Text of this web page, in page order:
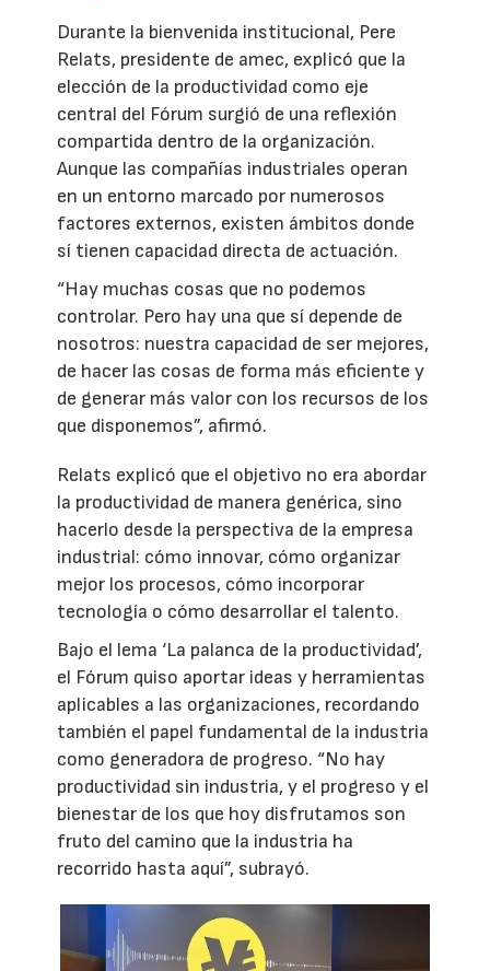
Durante la bienvenida institucional, Pere
Relats, presidente de amec, explicó que la
elección de la productividad como eje
central del Fórum surgió de una reflexión
compartida dentro de la organización.
Aunque las compañías industriales operan
en un entorno marcado por numerosos
factores externos, existen ámbitos donde
sí tienen capacidad directa de actuación.
“Hay muchas cosas que no podemos
controlar. Pero hay una que sí depende de
nosotros: nuestra capacidad de ser mejores,
de hacer las cosas de forma más eficiente y
de generar más valor con los recursos de los
que disponemos”, afirmó.
Relats explicó que el objetivo no era abordar
la productividad de manera genérica, sino
hacerlo desde la perspectiva de la empresa
industrial: cómo innovar, cómo organizar
mejor los procesos, cómo incorporar
tecnología o cómo desarrollar el talento.
Bajo el lema ‘La palanca de la productividad’,
el Fórum quiso aportar ideas y herramientas
aplicables a las organizaciones, recordando
también el papel fundamental de la industria
como generadora de progreso. “No hay
productividad sin industria, y el progreso y el
bienestar de los que hoy disfrutamos son
fruto del camino que la industria ha
recorrido hasta aquí”, subrayó.